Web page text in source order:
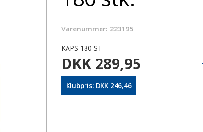
Varenummer: 223195
KAPS 180 ST
DKK 289,95
Klubpris: DKK 246,46